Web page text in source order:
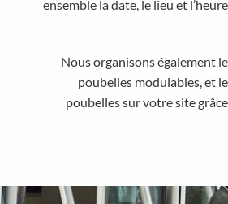
ensemble la date, le lieu et
Nous organisons également
poubelles modulables, et
poubelles sur votre site